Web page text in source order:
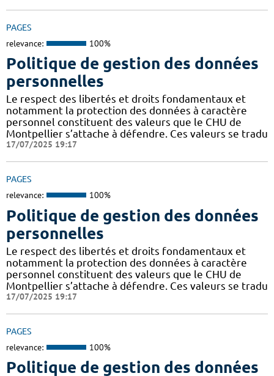
PAGES
relevance: 100%
Politique de gestion des données
personnelles
Le respect des libertés et droits fondamentaux et
notamment la protection des données à caractère
personnel constituent des valeurs que le CHU de
Montpellier s’attache à défendre. Ces valeurs se tradu
17/07/2025 19:17
PAGES
relevance: 100%
Politique de gestion des données
personnelles
Le respect des libertés et droits fondamentaux et
notamment la protection des données à caractère
personnel constituent des valeurs que le CHU de
Montpellier s’attache à défendre. Ces valeurs se tradu
17/07/2025 19:17
PAGES
relevance: 100%
Politique de gestion des données